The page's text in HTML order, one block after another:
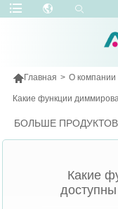
Главная > О компании
Какие функции
БОЛЬШЕ ПРОДУКТОВ
Какие